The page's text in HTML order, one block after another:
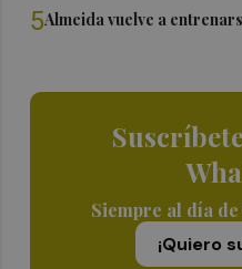
5Almeida vuelve a
Siempre al día
¡Quiero